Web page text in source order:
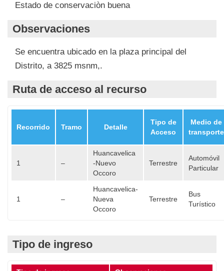
Estado de conservaciòn buena
Observaciones
Se encuentra ubicado en la plaza principal del
Distrito, a 3825 msnm,.
Ruta de acceso al recurso
Recorrido Tramo Detalle
Tipo de
Acceso
Medio de
transporte
1 –
Huancavelica
-Nuevo
Occoro
Terrestre
Automóvil
Particular
1 –
Huancavelica-
Nueva
Occoro
Terrestre
Bus
Turístico
Tipo de ingreso